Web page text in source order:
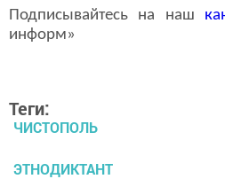
Подписывайтесь на наш
информ»
Теги:
ЧИСТОПОЛЬ
ЭТНОДИКТАНТ